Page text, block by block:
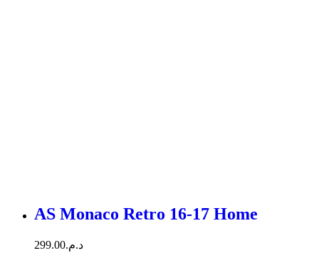
AS Monaco Retro 16-17 Home
د.م.299.00